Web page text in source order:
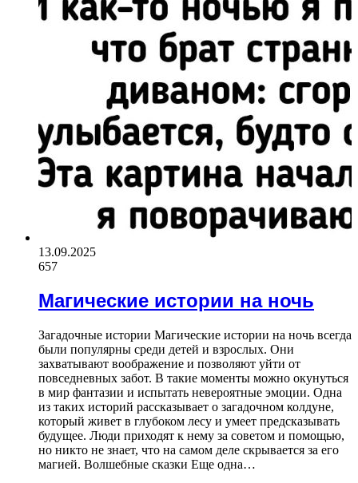
13.09.2025
657
Магические истории на ночь
Загадочные истории Магические истории на ночь всегда
были популярны среди детей и взрослых. Они
захватывают воображение и позволяют уйти от
повседневных забот. В такие моменты можно окунуться
в мир фантазии и испытать невероятные эмоции. Одна
из таких историй рассказывает о загадочном колдуне,
который живет в глубоком лесу и умеет предсказывать
будущее. Люди приходят к нему за советом и помощью,
но никто не знает, что на самом деле скрывается за его
магией. Волшебные сказки Еще одна…